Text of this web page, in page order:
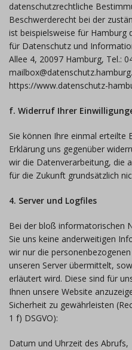
datenschutzrechtliche
Beschwerderecht bei der
ist beispielsweise für Hamburg
für Datenschutz und
Allee 4, 20097 Hamburg, Tel.:
https://www.datenschutz-
f. Widerruf Ihrer
Sie können Ihre einmal erteilte
Erklärung uns gegenüber
wir die Datenverarbeitung, die
für die Zukunft grundsätzlich
4. Server und Logfiles
Bei der bloß informatorischen
Sie uns keine anderweitigen
wir nur die
unseren Server übermittelt,
erläutert wird. Diese sind für
Ihnen unsere Website
Sicherheit zu gewährleisten
1 f) DSGVO):
Datum und Uhrzeit des Abrufs,